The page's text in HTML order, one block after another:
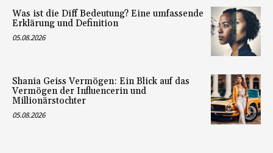
Was ist die Diff Bedeutung? Eine umfassende
Erklärung und Definition
05.08.2026
Shania Geiss Vermögen: Ein Blick auf das
Vermögen der Influencerin und
Millionärstochter
05.08.2026